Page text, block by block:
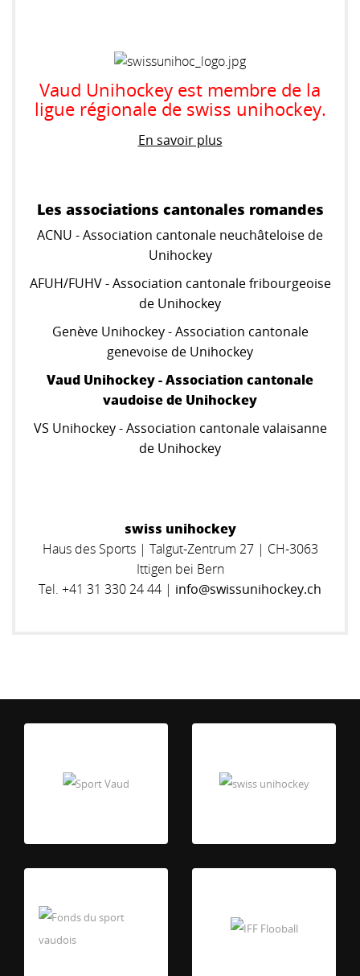
Vaud Unihockey est membre de la
ligue régionale de swiss unihockey.
En savoir plus
Les associations cantonales romandes
ACNU - Association cantonale neuchâteloise de
Unihockey
AFUH/FUHV - Association cantonale fribourgeoise
de Unihockey
Genève Unihockey - Association cantonale
genevoise de Unihockey
Vaud Unihockey - Association cantonale
vaudoise de Unihockey
VS Unihockey - Association cantonale valaisanne
de Unihockey
swiss unihockey
Haus des Sports | Talgut-Zentrum 27 | CH-3063
Ittigen bei Bern
Tel. +41 31 330 24 44 | info@swissunihockey.ch